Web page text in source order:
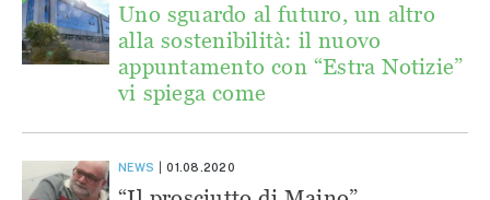
Uno sguardo al futuro, un altro
alla sostenibilità: il nuovo
appuntamento con “Estra Notizie”
vi spiega come
NEWS 01.08.2020